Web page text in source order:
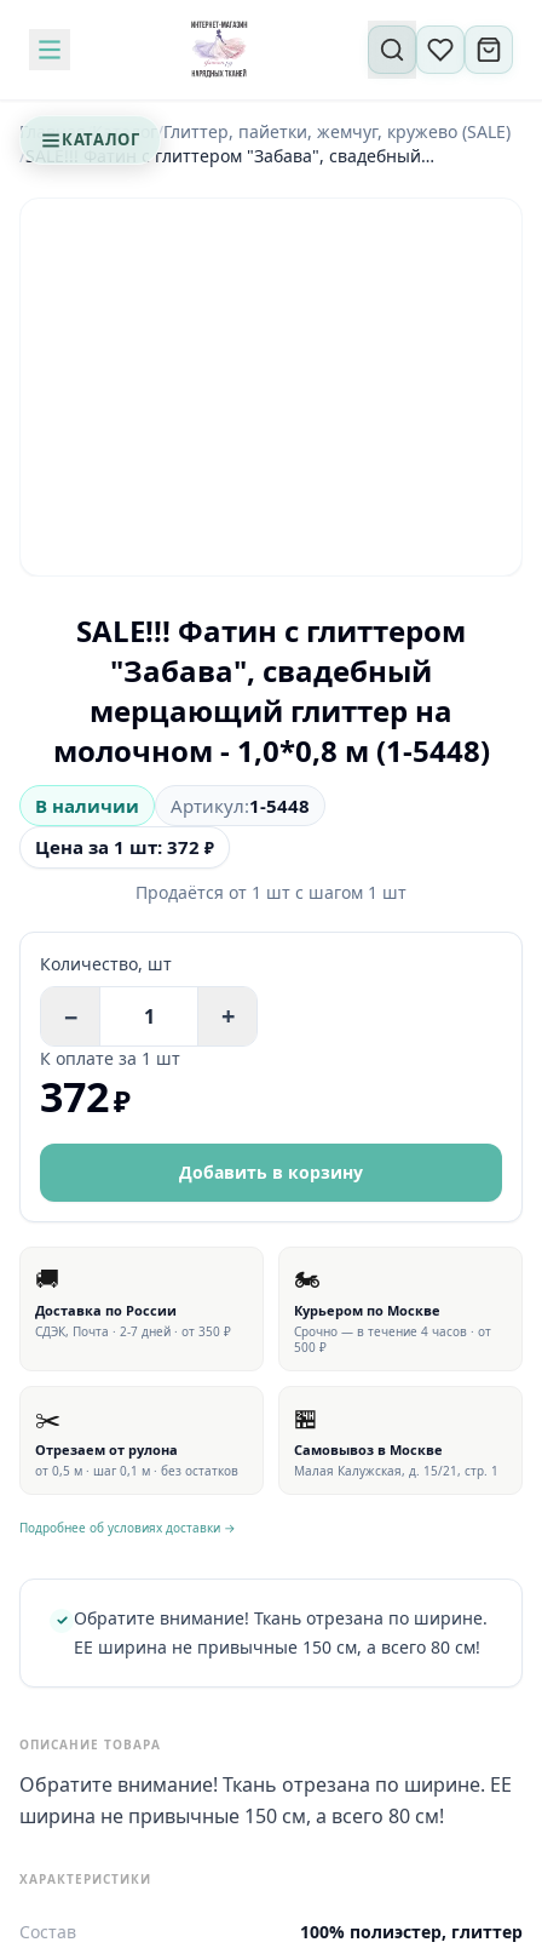
КАТАЛОГ
Поиск по сайту
Главная/Каталог/Глиттер, пайетки, жемчуг, кружево (SALE)
/SALE!!! Фатин с глиттером "Забава", свадебный
SALE!!! Фатин с глиттером
"Забава", свадебный
мерцающий глиттер на
молочном - 1,0*0,8 м (1-5448)
В наличии Артикул:1-5448
Цена за 1 шт: 372 ₽
Продаётся от 1 шт с шагом 1 шт
Количество, шт
− +
К оплате за 1 шт
372₽
Добавить в корзину
🚚
Доставка по России
СДЭК, Почта · 2-7 дней · от 350 ₽
🏍
Курьером по Москве
Срочно — в течение 4 часов · от
500 ₽
✂️
Отрезаем от рулона
от 0,5 м · шаг 0,1 м · без остатков
🏪
Самовывоз в Москве
Малая Калужская, д. 15/21, стр. 1
Подробнее об условиях доставки →
Обратите внимание! Ткань отрезана по ширине.
ЕЕ ширина не привычные 150 см, а всего 80 см!
ОПИСАНИЕ ТОВАРА
Обратите внимание! Ткань отрезана по ширине. ЕЕ
ширина не привычные 150 см, а всего 80 см!
ХАРАКТЕРИСТИКИ
Состав 100% полиэстер, глиттер